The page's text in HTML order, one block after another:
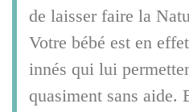
de laisser faire la
Votre bébé est en
innés qui lui
quasiment sans aide.